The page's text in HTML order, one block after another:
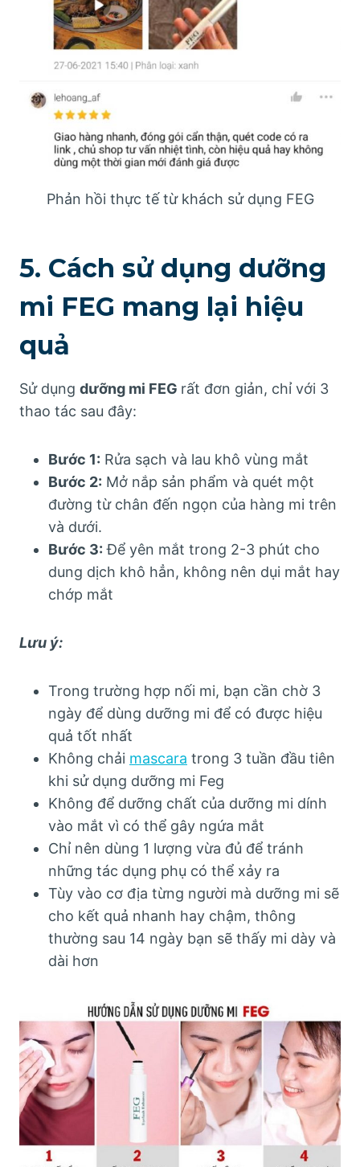
Phản hồi thực tế từ khách sử dụng FEG
5. Cách sử dụng dưỡng
mi FEG mang lại hiệu
quả
Sử dụng dưỡng mi FEG rất đơn giản, chỉ với 3
thao tác sau đây:
Bước 1: Rửa sạch và lau khô vùng mắt
Bước 2: Mở nắp sản phẩm và quét một
đường từ chân đến ngọn của hàng mi trên
và dưới.
Bước 3: Để yên mắt trong 2-3 phút cho
dung dịch khô hẳn, không nên dụi mắt hay
chớp mắt
Lưu ý:
Trong trường hợp nối mi, bạn cần chờ 3
ngày để dùng dưỡng mi để có được hiệu
quả tốt nhất
Không chải mascara trong 3 tuần đầu tiên
khi sử dụng dưỡng mi Feg
Không để dưỡng chất của dưỡng mi dính
vào mắt vì có thể gây ngứa mắt
Chỉ nên dùng 1 lượng vừa đủ để tránh
những tác dụng phụ có thể xảy ra
Tùy vào cơ địa từng người mà dưỡng mi sẽ
cho kết quả nhanh hay chậm, thông
thường sau 14 ngày bạn sẽ thấy mi dày và
dài hơn